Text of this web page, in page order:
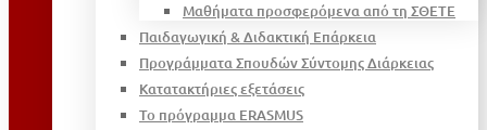
Μαθήματα προσφερόμενα από τη ΣΘΕΤΕ
Παιδαγωγική & Διδακτική Επάρκεια
Προγράμματα Σπουδών Σύντομης Διάρκειας
Κατατακτήριες εξετάσεις
Το πρόγραμμα ERASMUS